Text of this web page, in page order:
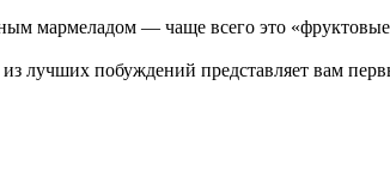
мармеладом — чаще всего это
лучших побуждений представляет вам